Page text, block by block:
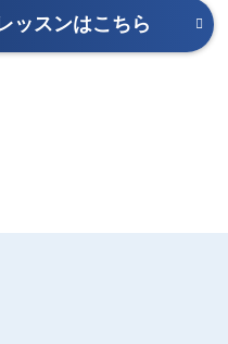
ッスンはこちら